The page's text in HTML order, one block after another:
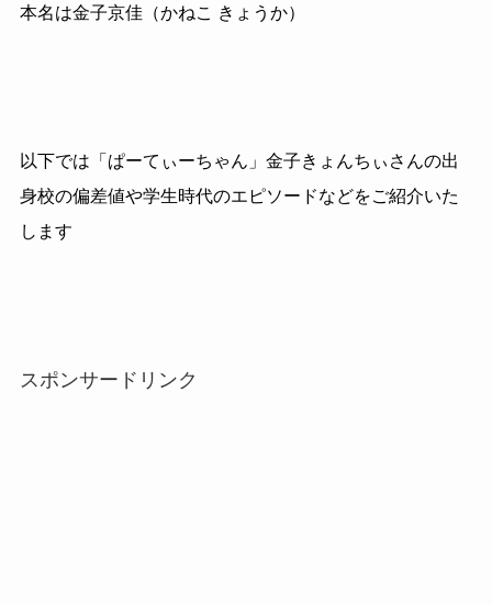
本名は金子京佳（かねこ きょうか）
以下では「ぱーてぃーちゃん」金子きょんちぃさんの出
身校の偏差値や学生時代のエピソードなどをご紹介いた
します
スポンサードリンク